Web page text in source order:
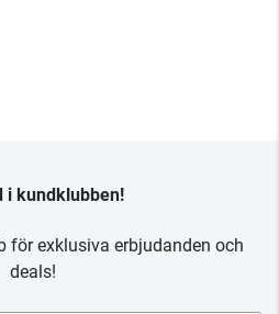
i kundklubben!
för exklusiva erbjudanden och
deals!